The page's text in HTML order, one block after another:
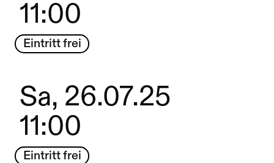
11:00
Eintritt frei
Sa, 26.07.25
11:00
Eintritt frei